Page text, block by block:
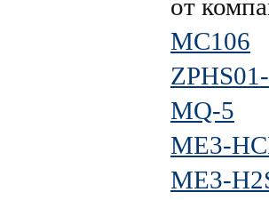
от
MC106
MQ-5
ME3-
ME3-